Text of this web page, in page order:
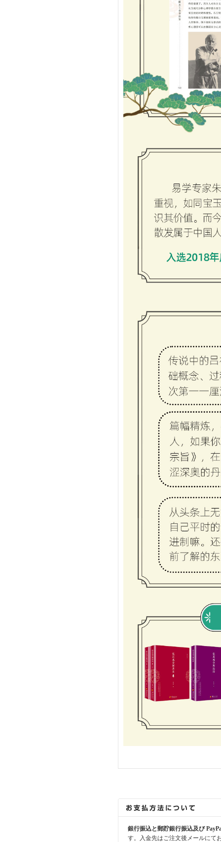
銀行振込と郵貯銀行振込及び
す。入金先はご注文後メールにて